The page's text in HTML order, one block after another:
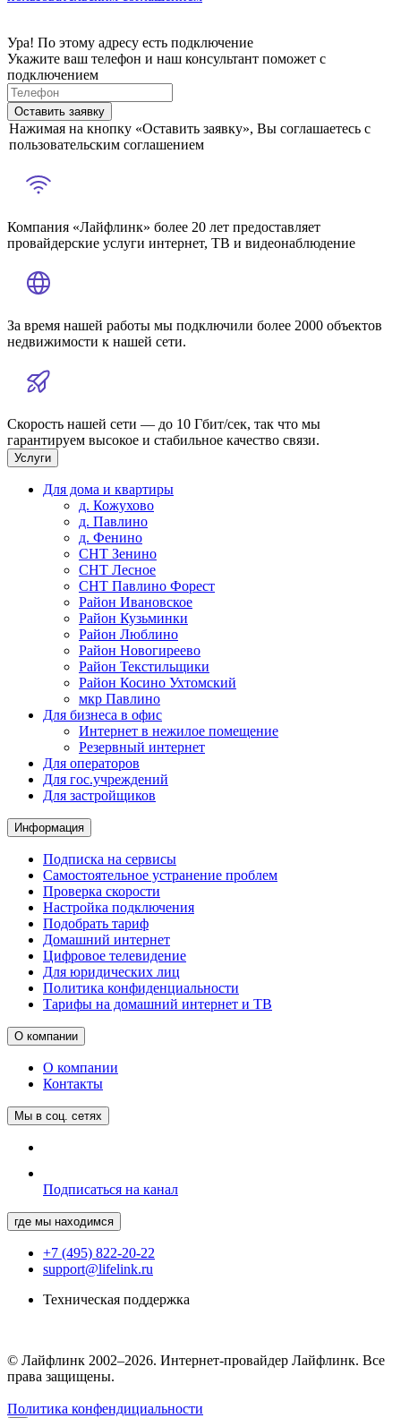
Ура! По этому адресу есть подключение
Укажите ваш телефон и наш консультант поможет с
подключением
Оставить заявку
Нажимая на кнопку «Оставить заявку», Вы соглашаетесь с
пользовательским соглашением
Компания «Лайфлинк» более 20 лет предоставляет
провайдерские услуги интернет, ТВ и видеонаблюдение
За время нашей работы мы подключили более 2000 объектов
недвижимости к нашей сети.
Скорость нашей сети — до 10 Гбит/сек, так что мы
гарантируем высокое и стабильное качество связи.
Услуги
Для дома и квартиры
д. Кожухово
д. Павлино
д. Фенино
СНТ Зенино
СНТ Лесное
СНТ Павлино Форест
Район Ивановское
Район Кузьминки
Район Люблино
Район Новогиреево
Район Текстильщики
Район Косино Ухтомский
мкр Павлино
Для бизнеса в офис
Интернет в нежилое помещение
Резервный интернет
Для операторов
Для гос.учреждений
Для застройщиков
Информация
Подписка на сервисы
Самостоятельное устранение проблем
Проверка скорости
Настройка подключения
Подобрать тариф
Домашний интернет
Цифровое телевидение
Для юридических лиц
Политика конфиденциальности
Тарифы на домашний интернет и ТВ
О компании
О компании
Контакты
Мы в соц. сетях
Подписаться на канал
где мы находимся
+7 (495) 822-20-22
support@lifelink.ru
Техническая поддержка
© Лайфлинк 2002–2026. Интернет-провайдер Лайфлинк. Все
права защищены.
Политика конфендициальности